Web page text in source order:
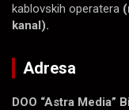
kablovskih operatera
kanal).
Adresa
DOO “Astra Media”